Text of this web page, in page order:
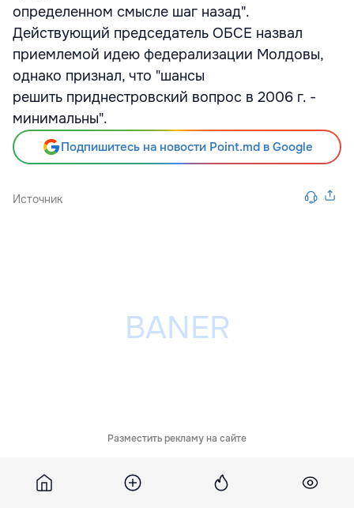
определенном смысле шаг назад".
Действующий председатель ОБСЕ назвал
приемлемой идею федерализации Молдовы,
однако признал, что "шансы
решить приднестровский вопрос в 2006 г. -
минимальны".
Подпишитесь на новости Point.md в Google
Источник
Разместить рекламу на сайте
Похожие новости